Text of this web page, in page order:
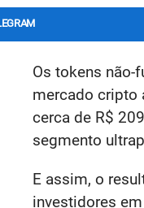
Os tokens não-
mercado cripto
cerca de R$
segmento
E assim, o
investidores